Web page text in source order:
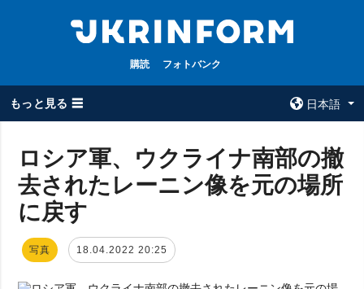
購読 フォトバンク
もっと見る ☰
日本語
全てのトピック
戦争
政治
経済・復興
ウクルインフォ
ルム
ロシア軍、ウクライナ南部の撤
去されたレーニン像を元の場所
に戻す
写真 18.04.2022 20:25